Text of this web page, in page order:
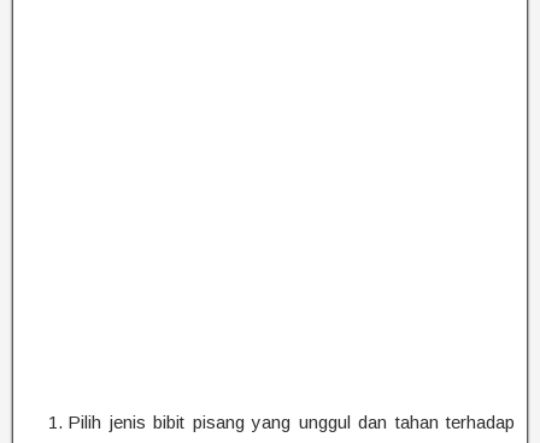
Pilih jenis bibit pisang yang unggul dan tahan terhadap